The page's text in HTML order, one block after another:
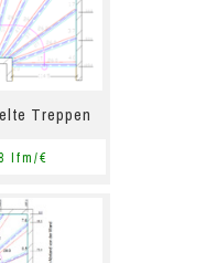
Treppen
lfm/€